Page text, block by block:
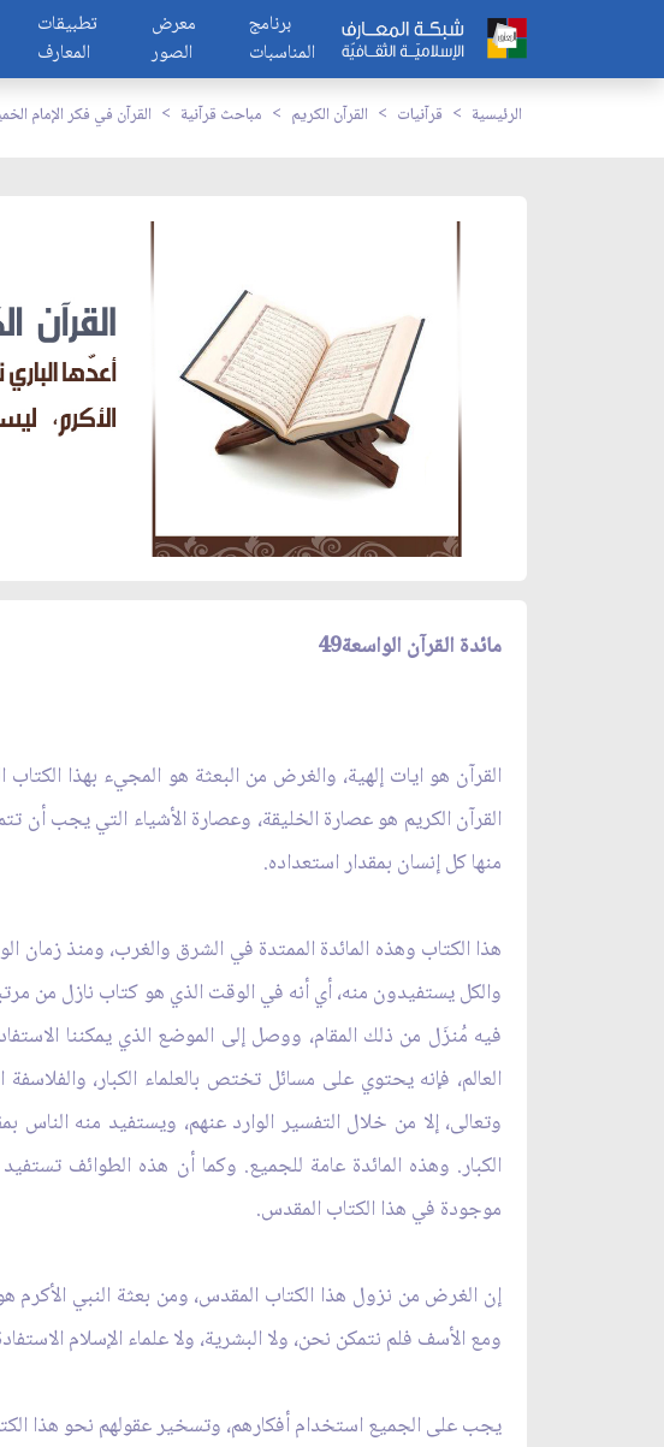
تطبيقات
المعارف
معرض
الصور
برنامج
المناسبات
الرئيسية قرآنيات القرآن الكريم مباحث قرآنية القرآن في فكر الإمام
مائدة القرآن الواسعة49
القرآن هو ايات إلهية، والغرض من البعثة هو المجي‏ء بهذا
القرآن الكريم هو عصارة الخليقة، وعصارة الأشياء التي يجب أن
منها كل إنسان بمقدار استعداده.
هذا الكتاب وهذه المائدة الممتدة في الشرق والغرب، ومنذ زمان
فيه مُنزَل من ذلك المقام، ووصل إلى الموضع الذي يمكننا
العالم، فإنه يحتوي على مسائل تختص بالعلماء الكبار، والفلاسفة
وتعالى، إلا من خلال التفسير الوارد عنهم، ويستفيد منه الناس
الكبار. وهذه المائدة عامة للجميع. وكما أن هذه الطوائف
موجودة في هذا الكتاب المقدس.
إن الغرض من نزول هذا الكتاب المقدس، ومن بعثة النبي
ومع الأسف فلم نتمكن نحن، ولا البشرية، ولا علماء الإسلام
يجب على الجميع استخدام أفكارهم، وتسخير عقولهم نحو هذا